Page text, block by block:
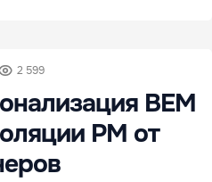
2 599
BEM
РМ от